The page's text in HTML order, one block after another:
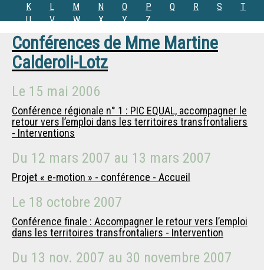
K
L M N O P Q R S
T
U
V W X Y Z
Conférences de Mme Martine
Calderoli-Lotz
Le 15 mai 2006
Conférence régionale n° 1 : PIC EQUAL, accompagner le
retour vers l’emploi dans les territoires transfrontaliers
- Interventions
Du 12 mars 2007 au 13 mars 2007
Projet « e-motion » - conférence - Accueil
Le 18 octobre 2007
Conférence finale : Accompagner le retour vers l’emploi
dans les territoires transfrontaliers - Intervention
Du 13 nov. 2007 au 30 novembre 2007